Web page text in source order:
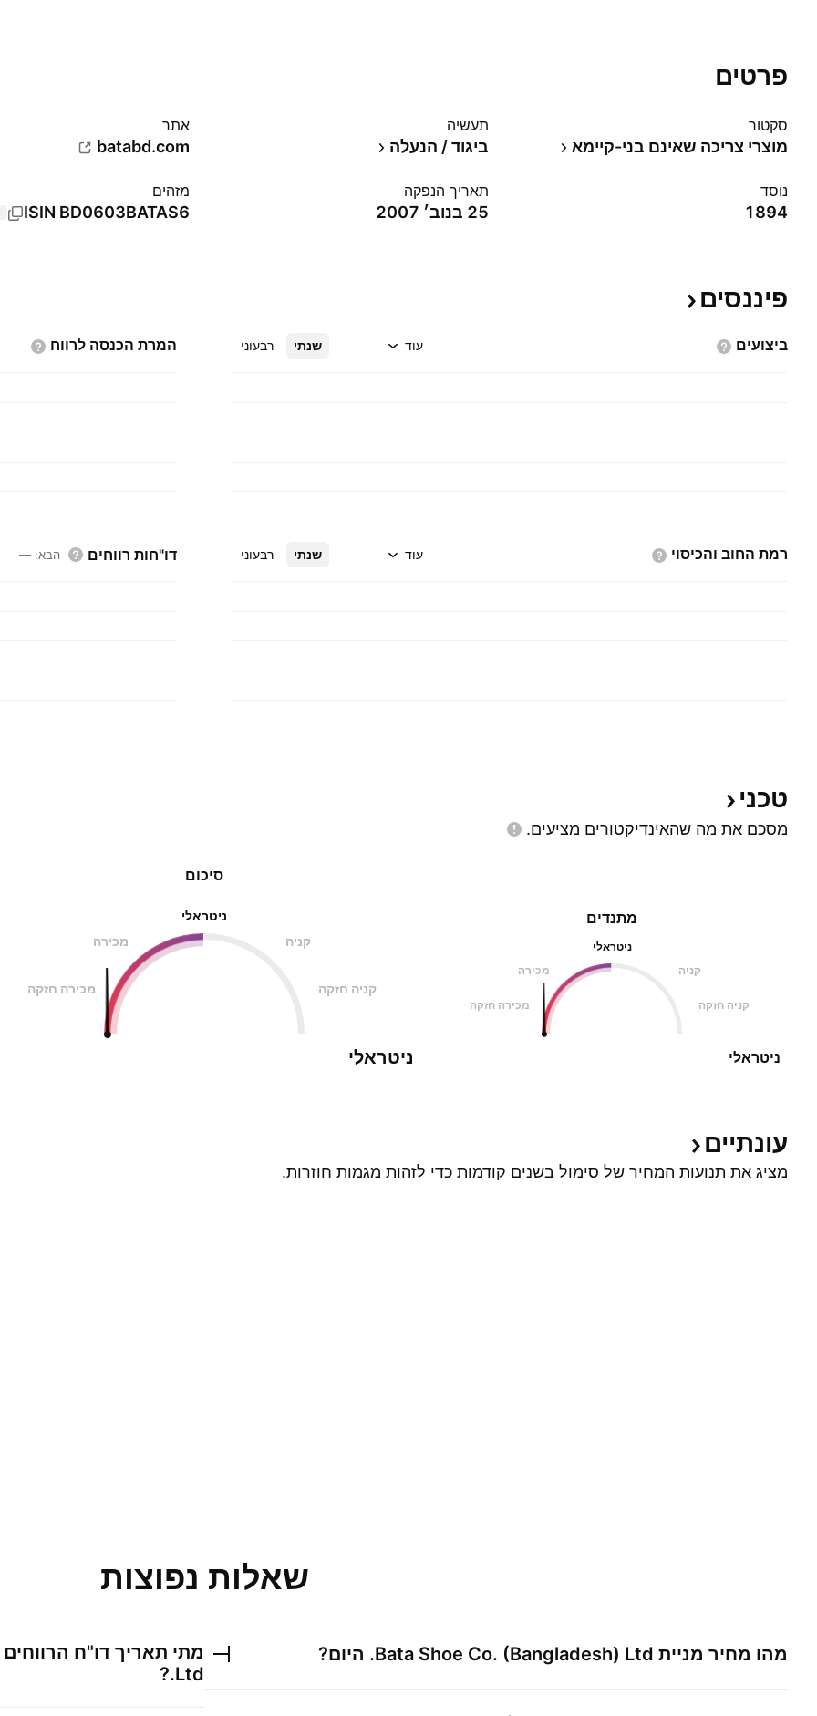
פרטים
סקטור
מוצרי צריכה שאינם בני-קיימא
תעשיה
ביגוד / הנעלה
אתר‏
batabd.com
נוסד
1894
תאריך הנפקה
25 בנוב׳ 2007
מזהים
ISIN BD0603BATAS6
+1
פיננסים
ביצועים שנתי רבעוני עוד המרת הכנסה לרווח
רמת החוב והכיסוי שנתי רבעוני עוד דו"חות רווחים הבא:
—
טכני
מסכם את מה שהאינדיקטורים מציעים.
מתנדים
ניטראלי
מכירה
קניה
מכירה חזקה קניה חזקה
ניטראלי
סיכום
ניטראלי
מכירה
קניה
מכירה חזקה קניה חזקה
ניטראלי
עונתיים
מציג את תנועות המחיר של סימול בשנים קודמות כדי לזהות מגמות חוזרות.
שאלות נפוצות
מהו מחיר מניית Bata Shoe Co. (Bangladesh) Ltd. היום? מתי תאריך דו"ח
Ltd.
?